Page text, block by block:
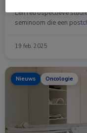
Een retrospectieve
seminoom die een
19 feb. 2025
Nieuws Oncologie